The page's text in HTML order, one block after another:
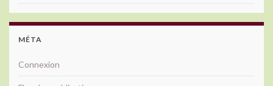
MÉTA
Connexion